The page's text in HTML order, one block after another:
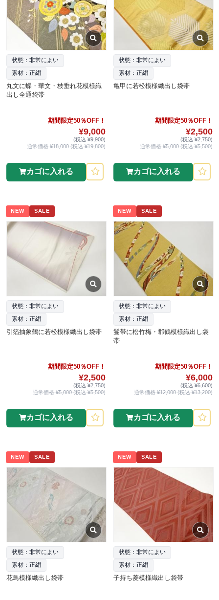
状態：非常によい
素材：正絹
丸文に蝶・華文・枝垂れ花模様織
出し全通袋帯
期間限定50％OFF！
¥9,000
(税込 ¥9,900)
通常価格 ¥18,000 (税込 ¥19,800)
カゴに入れる
状態：非常によい
素材：正絹
亀甲に若松模様織出し袋帯
期間限定50％OFF！
¥2,500
(税込 ¥2,750)
通常価格 ¥5,000 (税込 ¥5,500)
カゴに入れる
NEW SALE
状態：非常によい
素材：正絹
引箔抽象鶴に若松模様織出し袋帯
期間限定50％OFF！
¥2,500
(税込 ¥2,750)
通常価格 ¥5,000 (税込 ¥5,500)
カゴに入れる
NEW SALE
状態：非常によい
素材：正絹
鬘帯に松竹梅・郡鶴模様織出し袋
帯
期間限定50％OFF！
¥6,000
(税込 ¥6,600)
通常価格 ¥12,000 (税込 ¥13,200)
カゴに入れる
NEW SALE
状態：非常によい
素材：正絹
花鳥模様織出し袋帯
NEW SALE
状態：非常によい
素材：正絹
子持ち菱模様織出し袋帯